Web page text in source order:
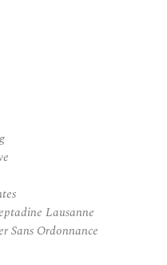
Lausanne
Sans Ordonnance